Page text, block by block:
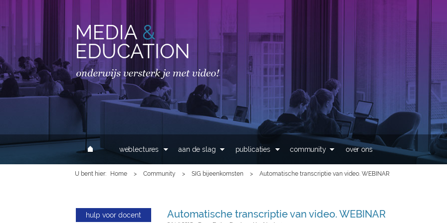
MAIN MENU
weblectures aan de slag publicaties community over ons
U bent hier Home > Community > SIG bijeenkomsten > Automatische transcriptie van video. WEBINAR
hulp voor docent Automatische transcriptie van video. WEBINAR